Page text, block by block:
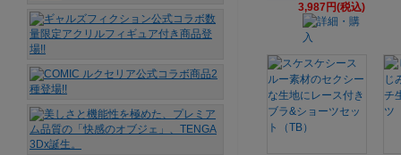
3,987円(税込)